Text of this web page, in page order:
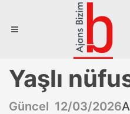
Yaşlı
Güncel 12/03/2026